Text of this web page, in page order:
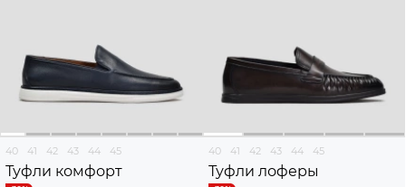
40 41 42 43 44 45
Туфли комфорт
40 41 42 43 44 45
Туфли лоферы